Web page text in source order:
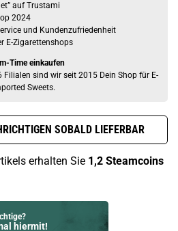
auf Trustami
2024
und Kundenzufriedenheit
E-Zigarettenshops
Time einkaufen
sind wir seit 2015 Dein Shop für E-
Sweets.
SOBALD LIEFERBAR
erhalten Sie 1,2 Steamcoins
hiermit!